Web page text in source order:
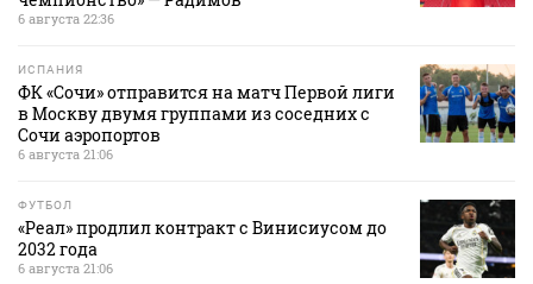
6 августа 22:36
ИСПАНИЯ
ФК «Сочи» отправится на матч Первой лиги
в Москву двумя группами из соседних с
Сочи аэропортов
6 августа 21:06
ФУТБОЛ
«Реал» продлил контракт с Винисиусом до
2032 года
6 августа 21:06